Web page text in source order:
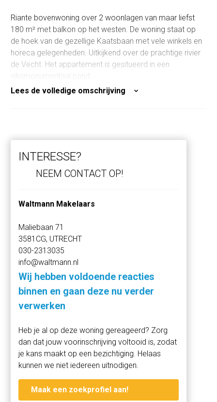
Riante bovenwoning over 2 woonlagen van maar liefst
180 m² met balkon op het westen. De woning staat op
de hoek van de gezellige Kaatsbaan met vele winkels en
horeca gelegenheden. Uitkijkend over de prachtige rivier
de Vecht. Het appartement is gesitueerd in een
rijksmonumentaal pand.
1e verdieping:
Overloop met toilet, voorzien van wandcloset en fontein.
woonkamer, slaapkamer en badkamer. De badkamer is
Riante woonkamer met prachtig zicht op de rivier,
trapopgang naar de 2e verdieping. Balkon is vanuit de
keuken en slaapkamer te bereiken, voorzien van houten
vlonderterras.
2e verdieping:
Grote overloop/voorzolder met c.v.-ketel, 2 riante
slaapkamers en trap naar vliering.
Afmetingen:
Woonkamer: 8.73/5.22 x 7.62 m.
Keuken: 6.06 x 3.42 m.
Slaapkamer: ca. 3.45 x 4.00 m.
Badkamer: 2.51 x 2.37 m.
Balkon: 5.80 x 2.16 m.
Lees de volledige omschrijving
INTERESSE?
NEEM CONTACT OP!
Waltmann Makelaars
Maliebaan 71
3581CG, UTRECHT
030-2313035
info@waltmann.nl
Wij hebben voldoende reacties
binnen en gaan deze nu verder
verwerken
Heb je al op deze woning gereageerd? Zorg
dan dat jouw voorinschrijving voltooid is, zodat
je kans maakt op een bezichtiging. Helaas
kunnen we niet iedereen uitnodigen.
Maak een zoekprofiel aan!